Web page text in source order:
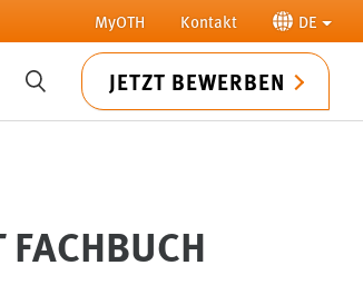
MyOTH Kontakt DE
SUCHE JETZT BEWERBEN